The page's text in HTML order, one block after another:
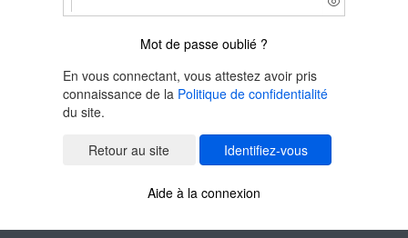
Mot de passe oublié ?
En vous connectant, vous attestez avoir pris
connaissance de la Politique de confidentialité
du site.
Identifiez-vous
Aide à la connexion